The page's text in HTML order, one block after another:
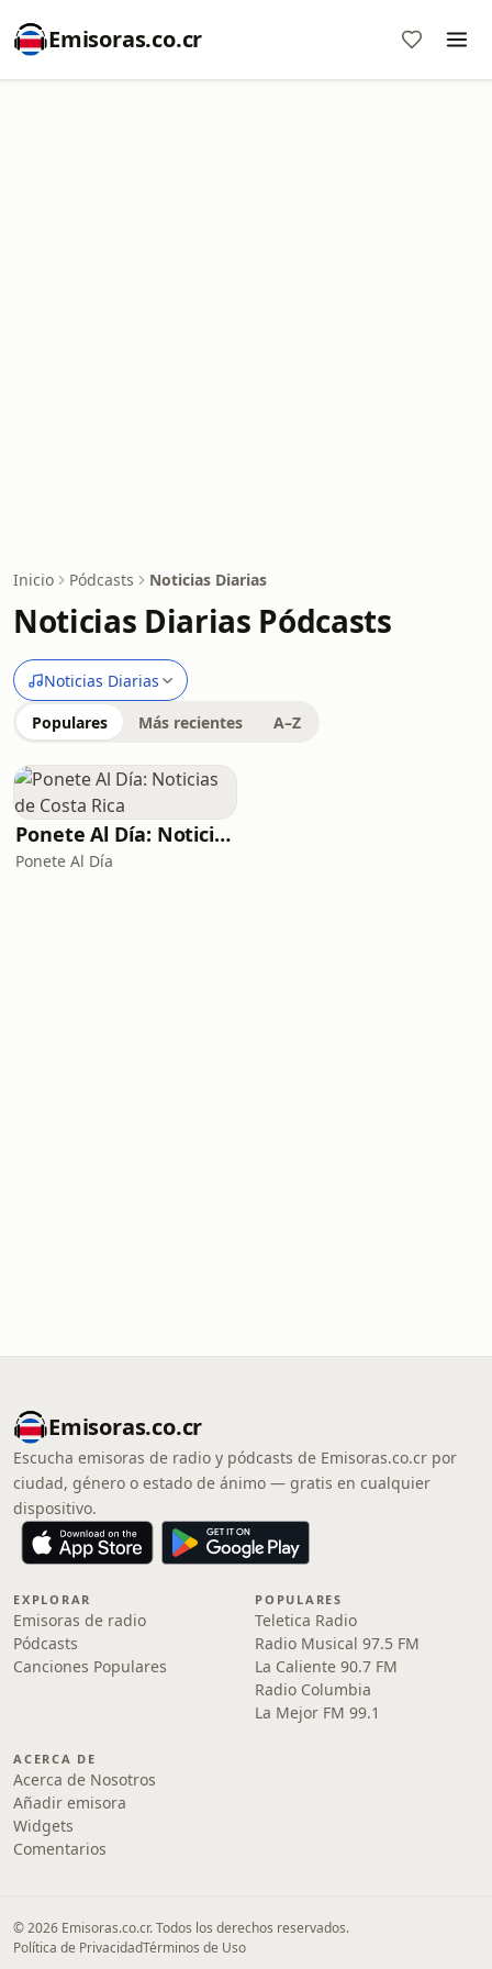
Emisoras.co.cr
Inicio Pódcasts Noticias Diarias
Noticias Diarias Pódcasts
Noticias Diarias
Populares Más recientes A–Z
Ponete Al Día: Noticias de Costa Rica
Ponete Al Día
Emisoras.co.cr
Escucha emisoras de radio y pódcasts de Emisoras.co.cr por
ciudad, género o estado de ánimo — gratis en cualquier
dispositivo.
EXPLORAR
Emisoras de radio
Pódcasts
Canciones Populares
POPULARES
Teletica Radio
Radio Musical 97.5 FM
La Caliente 90.7 FM
Radio Columbia
La Mejor FM 99.1
ACERCA DE
Acerca de Nosotros
Añadir emisora
Widgets
Comentarios
© 2026 Emisoras.co.cr. Todos los derechos reservados.
Política de PrivacidadTérminos de Uso